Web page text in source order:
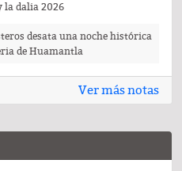
la dalia 2026
desata una noche histórica
de Huamantla
Ver más notas